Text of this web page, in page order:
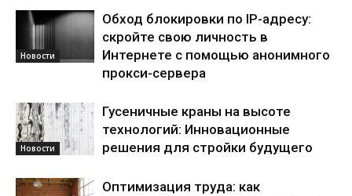
Новости
Обход блокировки по IP-адресу:
скройте свою личность в
Интернете с помощью анонимного
прокси-сервера
Новости
Гусеничные краны на высоте
технологий: Инновационные
решения для стройки будущего
Оптимизация труда: как